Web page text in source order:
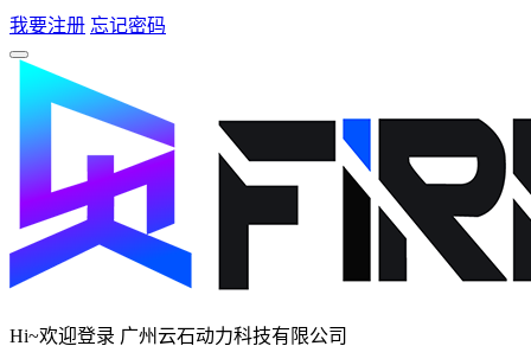
我要注册 忘记密码
Hi~欢迎登录 广州云石动力科技有限公司